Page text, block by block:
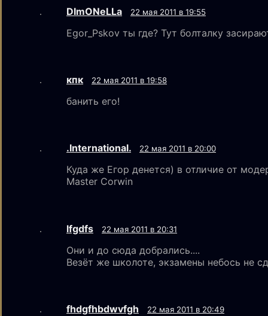
DImONeLLa 22 мая 2011 в 19:55
Egor_Pskov ты где? Тут болталку
кпк 22 мая 2011 в 19:58
банить его!
.International. 22 мая 2011 в 20:00
Куда же Егор денется) в отличие от
Master Corwin
lfgdfs 22 мая 2011 в 20:31
Они и до сюда добрались....
Везёт же школоте, экзамены небось не
fhdgfhbdwvfgh 22 мая 2011 в 20:49